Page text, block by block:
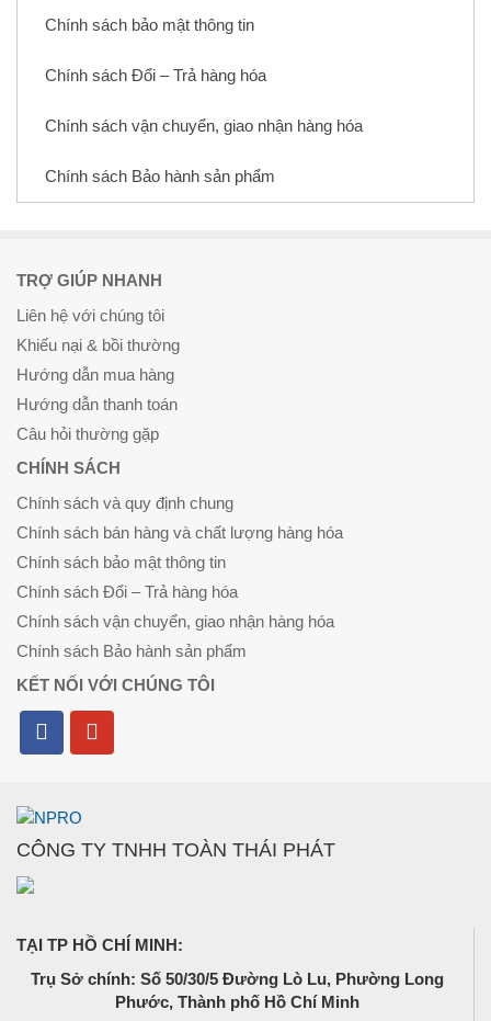
Chính sách bảo mật thông tin
Chính sách Đổi – Trả hàng hóa
Chính sách vận chuyển, giao nhận hàng hóa
Chính sách Bảo hành sản phẩm
TRỢ GIÚP NHANH
Liên hệ với chúng tôi
Khiếu nại & bồi thường
Hướng dẫn mua hàng
Hướng dẫn thanh toán
Câu hỏi thường gặp
CHÍNH SÁCH
Chính sách và quy định chung
Chính sách bán hàng và chất lượng hàng hóa
Chính sách bảo mật thông tin
Chính sách Đổi – Trả hàng hóa
Chính sách vận chuyển, giao nhận hàng hóa
Chính sách Bảo hành sản phẩm
KẾT NỐI VỚI CHÚNG TÔI
CÔNG TY TNHH TOÀN THÁI PHÁT
TẠI TP HỒ CHÍ MINH:
Trụ Sở chính: Số 50/30/5 Đường Lò Lu, Phường Long
Phước, Thành phố Hồ Chí Minh